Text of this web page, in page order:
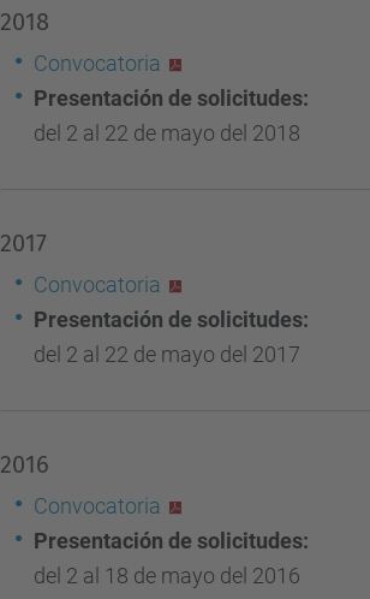
2018
Convocatoria
Presentación de solicitudes:
del 2 al 22 de mayo del 2018
2017
Convocatoria
Presentación de solicitudes:
del 2 al 22 de mayo del 2017
2016
Convocatoria
Presentación de solicitudes:
del 2 al 18 de mayo del 2016